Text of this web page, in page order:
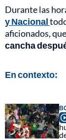
Durante las
y Nacional
aficionados, que
cancha
En contexto: